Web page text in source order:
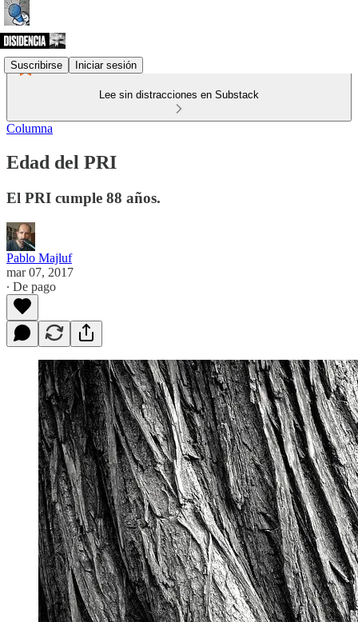
Suscribirse Iniciar sesión
Lee sin distracciones en Substack
Columna
Edad del PRI
El PRI cumple 88 años.
Pablo Majluf
mar 07, 2017
∙ De pago